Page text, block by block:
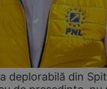
deplorabilă din